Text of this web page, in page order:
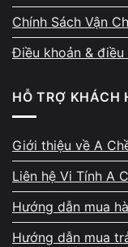
Chính Sách Vận
Điều khoản & điều
HỖ TRỢ KHÁCH
Giới thiệu về A
Liên hệ Vi Tính A
Hướng dẫn mua
Hướng dẫn mua